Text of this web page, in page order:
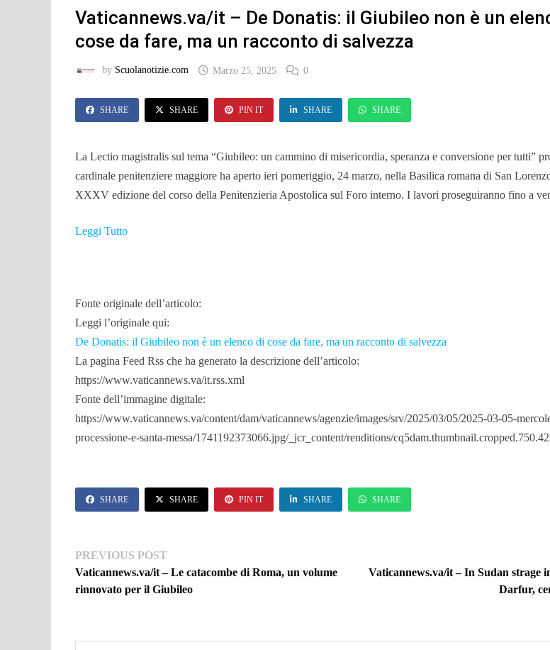
Vaticannews.va/it – De Donatis: il Giubileo non è un
cose da fare, ma un racconto di salvezza
by Scuolanotizie.com Marzo 25, 2025 0
SHARE SHARE PIN IT SHARE SHARE
La Lectio magistralis sul tema “Giubileo: un cammino di misericordia, speranza e conversione per tutti”
cardinale penitenziere maggiore ha aperto ieri pomeriggio, 24 marzo, nella Basilica romana di San
XXXV edizione del corso della Penitenzieria Apostolica sul Foro interno. I lavori proseguiranno fino a
Leggi Tutto
Fonte originale dell’articolo:
Leggi l’originale qui:
De Donatis: il Giubileo non è un elenco di cose da fare, ma un racconto di salvezza
La pagina Feed Rss che ha generato la descrizione dell’articolo:
https://www.vaticannews.va/it.rss.xml
Fonte dell’immagine digitale:
https://www.vaticannews.va/content/dam/vaticannews/agenzie/images/srv/2025/03/05/2025-03-05-
processione-e-santa-messa/1741192373066.jpg/_jcr_content/renditions/
SHARE SHARE PIN IT SHARE SHARE
Navigazione
articoli
PREVIOUS POSTPrevious
post:
Vaticannews.va/it – Le catacombe di Roma, un volume
rinnovato per il Giubileo
Vaticannews.va/it – In Sudan strage
Darfur,